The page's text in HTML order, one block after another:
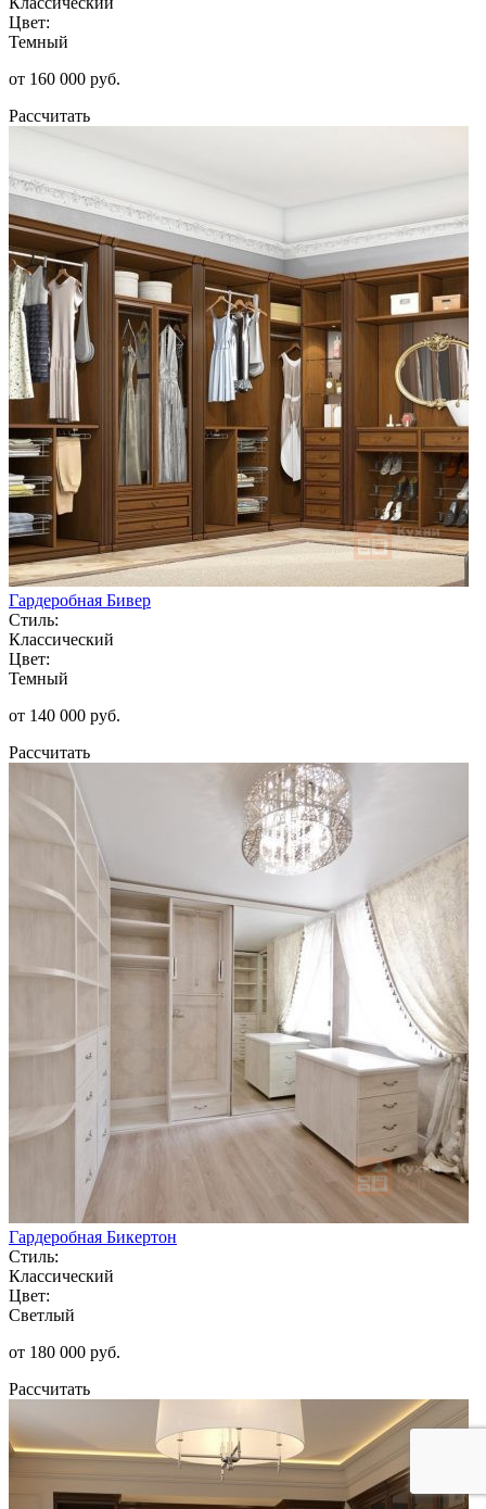
Цвет:
Темный
от 160 000 руб.
Рассчитать
Гардеробная Бивер
Стиль:
Классический
Цвет:
Темный
от 140 000 руб.
Рассчитать
Гардеробная Бикертон
Стиль:
Классический
Цвет:
Светлый
от 180 000 руб.
Рассчитать